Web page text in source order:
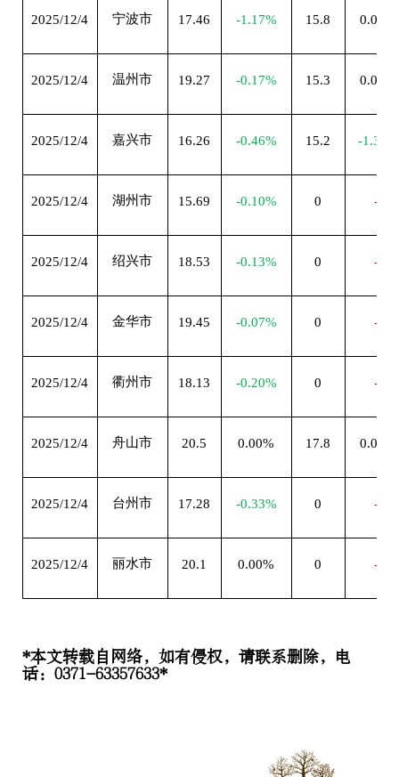
2025/12/4 宁波市 17.46 -1.17% 15.8 0.00%
2025/12/4 温州市 19.27 -0.17% 15.3 0.00%
2025/12/4 嘉兴市 16.26 -0.46% 15.2 -1.30%
2025/12/4 湖州市 15.69 -0.10% 0 --
2025/12/4 绍兴市 18.53 -0.13% 0 --
2025/12/4 金华市 19.45 -0.07% 0 --
2025/12/4 衢州市 18.13 -0.20% 0 --
2025/12/4 舟山市 20.5 0.00% 17.8 0.00%
2025/12/4 台州市 17.28 -0.33% 0 --
2025/12/4 丽水市 20.1 0.00% 0 --
*本文转载自网络，如有侵权，请联系删除，电
话：0371-63357633*